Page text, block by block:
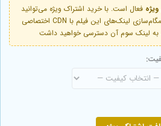
ویژه فعال است. با خرید اشتراک ویژه می‌توانید
هر 2 ساعت یک‌بار درخواست همگام‌سازی لینک‌های این فیلم با CDN اختصاصی
به لینک سوم آن دسترسی خواهید داشت